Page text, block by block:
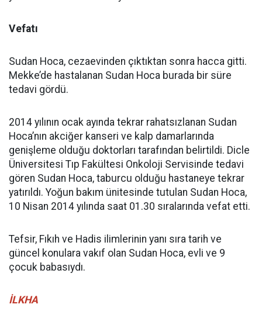
Vefatı
Sudan Hoca, cezaevinden çıktıktan sonra hacca gitti.
Mekke’de hastalanan Sudan Hoca burada bir süre
tedavi gördü.
2014 yılının ocak ayında tekrar rahatsızlanan Sudan
Hoca’nın akciğer kanseri ve kalp damarlarında
genişleme olduğu doktorları tarafından belirtildi. Dicle
Üniversitesi Tıp Fakültesi Onkoloji Servisinde tedavi
gören Sudan Hoca, taburcu olduğu hastaneye tekrar
yatırıldı. Yoğun bakım ünitesinde tutulan Sudan Hoca,
10 Nisan 2014 yılında saat 01.30 sıralarında vefat etti.
Tefsir, Fıkıh ve Hadis ilimlerinin yanı sıra tarih ve
güncel konulara vakıf olan Sudan Hoca, evli ve 9
çocuk babasıydı.
İLKHA